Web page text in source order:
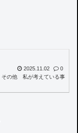
2025.11.02
0
その他
私が考えている事